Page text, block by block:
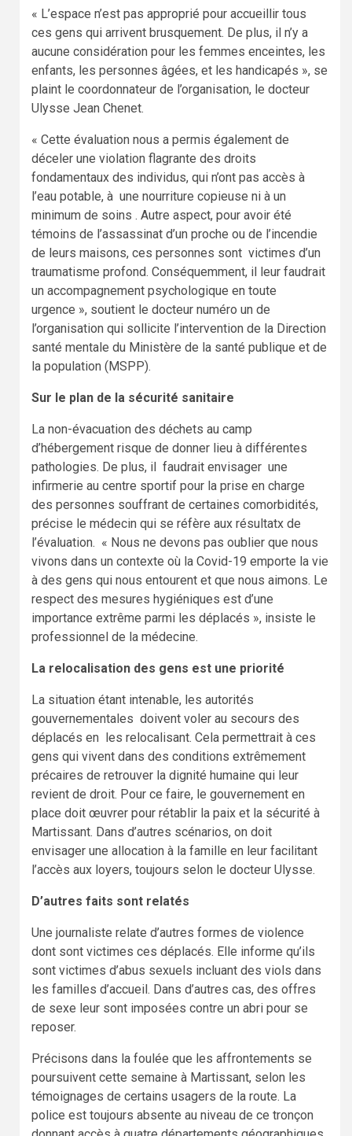
« L’espace n’est pas approprié pour accueillir tous
ces gens qui arrivent brusquement. De plus, il n’y a
aucune considération pour les femmes enceintes, les
enfants, les personnes âgées, et les handicapés », se
plaint le coordonnateur de l’organisation, le docteur
Ulysse Jean Chenet.
« Cette évaluation nous a permis également de
déceler une violation flagrante des droits
fondamentaux des individus, qui n’ont pas accès à
l’eau potable, à une nourriture copieuse ni à un
minimum de soins . Autre aspect, pour avoir été
témoins de l’assassinat d’un proche ou de l’incendie
de leurs maisons, ces personnes sont victimes d’un
traumatisme profond. Conséquemment, il leur faudrait
un accompagnement psychologique en toute
urgence », soutient le docteur numéro un de
l’organisation qui sollicite l’intervention de la Direction
santé mentale du Ministère de la santé publique et de
la population (MSPP).
Sur le plan de la sécurité sanitaire
La non-évacuation des déchets au camp
d’hébergement risque de donner lieu à différentes
pathologies. De plus, il faudrait envisager une
infirmerie au centre sportif pour la prise en charge
des personnes souffrant de certaines comorbidités,
précise le médecin qui se réfère aux résultatx de
l’évaluation. « Nous ne devons pas oublier que nous
vivons dans un contexte où la Covid-19 emporte la vie
à des gens qui nous entourent et que nous aimons. Le
respect des mesures hygiéniques est d’une
importance extrême parmi les déplacés », insiste le
professionnel de la médecine.
La relocalisation des gens est une priorité
La situation étant intenable, les autorités
gouvernementales doivent voler au secours des
déplacés en les relocalisant. Cela permettrait à ces
gens qui vivent dans des conditions extrêmement
précaires de retrouver la dignité humaine qui leur
revient de droit. Pour ce faire, le gouvernement en
place doit œuvrer pour rétablir la paix et la sécurité à
Martissant. Dans d’autres scénarios, on doit
envisager une allocation à la famille en leur facilitant
l’accès aux loyers, toujours selon le docteur Ulysse.
D’autres faits sont relatés
Une journaliste relate d’autres formes de violence
dont sont victimes ces déplacés. Elle informe qu’ils
sont victimes d’abus sexuels incluant des viols dans
les familles d’accueil. Dans d’autres cas, des offres
de sexe leur sont imposées contre un abri pour se
reposer.
Précisons dans la foulée que les affrontements se
poursuivent cette semaine à Martissant, selon les
témoignages de certains usagers de la route. La
police est toujours absente au niveau de ce tronçon